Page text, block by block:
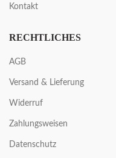
Kontakt
RECHTLICHES
AGB
Versand & Lieferung
Widerruf
Zahlungsweisen
Datenschutz